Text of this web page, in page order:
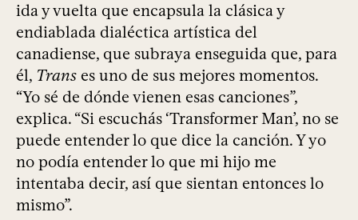
ida y vuelta que encapsula la clásica y
endiablada dialéctica artística del
canadiense, que subraya enseguida que, para
él, Trans es uno de sus mejores momentos.
“Yo sé de dónde vienen esas canciones”,
explica. “Si escuchás ‘Transformer Man’, no se
puede entender lo que dice la canción. Y yo
no podía entender lo que mi hijo me
intentaba decir, así que sientan entonces lo
mismo”.